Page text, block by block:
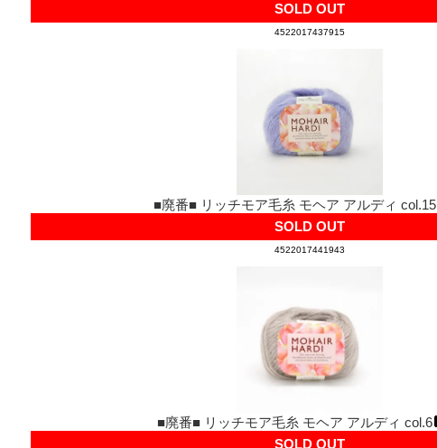
SOLD OUT
4522017437915
■廃番■ リッチモア毛糸 モヘア アルディ col.15
SOLD OUT
4522017441943
■廃番■ リッチモア毛糸 モヘア アルディ col.6
SOLD OUT